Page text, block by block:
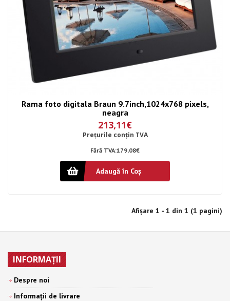
Rama foto digitala Braun 9.7inch,1024x768 pixels,
neagra
213,11€
Preţurile conţin TVA
Fără TVA:179,08€
Adaugă în Coş
Afişare 1 - 1 din 1 (1 pagini)
INFORMAŢII
Despre noi
Informații de livrare